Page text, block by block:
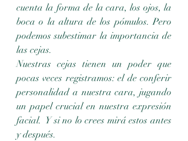
cuenta la forma de la cara, los ojos, la
boca o la altura de los pómulos. Pero
podemos subestimar la importancia de
las cejas.
Nuestras cejas tienen un poder que
pocas veces registramos: el de conferir
personalidad a nuestra cara, jugando
un papel crucial en nuestra expresión
facial.  Y si no lo crees mirá estos antes
y después.